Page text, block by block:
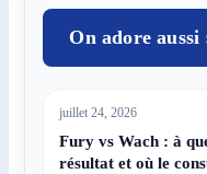
On adore aussi
juillet 24, 2026
Fury vs Wach : à
résultat et où le